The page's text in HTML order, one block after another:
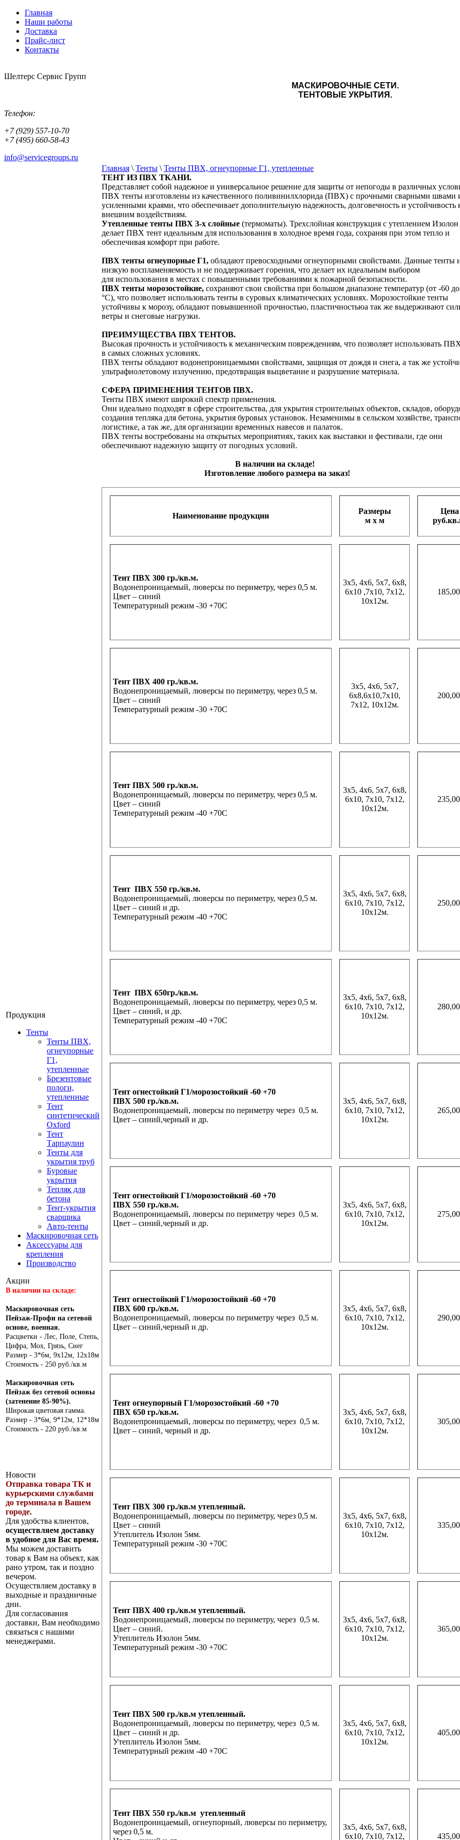
Главная
Наши работы
Доставка
Прайс-лист
Контакты
Шелтерс Сервис Групп
МАСКИРОВОЧНЫЕ СЕТИ.
ТЕНТОВЫЕ УКРЫТИЯ.
Телефон:
+7 (929) 557-10-70
+7 (495) 660-58-43
info@servicegroups.ru
Продукция
Тенты
Тенты ПВХ,
огнеупорные
Г1,
утепленные
Брезентовые
пологи,
утепленные
Тент
синтетический
Oxford
Тент
Тарпаулин
Тенты для
укрытия труб
Буровые
укрытия
Тепляк для
бетона
Тент-укрытия
сварщика
Авто-тенты
Маскировочная сеть
Аксессуары для
крепления
Производство
Акции
В наличии на складе:
Маскировочная сеть
Пейзаж-Профи на сетевой
основе, военная.
Расцветки - Лес, Поле, Степь,
Цифра, Мох, Грязь, Снег
Размер - 3*6м, 9х12м, 12х18м
Стоимость - 250 руб./кв.м
Маскировочная сеть
Пейзаж без сетевой основы
(затенение 85-90%).
Широкая цветовая гамма.
Размер - 3*6м, 9*12м, 12*18м
Стоимость - 220 руб./кв.м
Новости
Отправка товара ТК и
курьерскими службами
до терминала в Вашем
городе.
Для удобства клиентов,
осуществляем доставку
в удобное для Вас время.
Мы можем доставить
товар к Вам на объект, как
рано утром, так и поздно
вечером.
Осуществляем доставку в
выходные и праздничные
дни.
Для согласования
доставки, Вам необходимо
связаться с нашими
менеджерами.
Главная \ Тенты \ Тенты ПВХ, огнеупорные Г1, утепленные
ТЕНТ ИЗ ПВХ ТКАНИ.
Представляет собой надежное и универсальное решение для защиты от непогоды в различных
ПВХ тенты изготовлены из качественного поливинилхлорида (ПВХ) с прочными сварными швами
усиленными краями, что обеспечивает дополнительную надежность, долговечность и устойчивость
внешним воздействиям.
Утепленные тенты ПВХ 3-х слойные (термоматы). Трехслойная конструкция с утеплением
делает ПВХ тент идеальным для использования в холодное время года, сохраняя при этом тепло и
обеспечивая комфорт при работе.
ПВХ тенты огнеупорные Г1, обладают превосходными огнеупорными свойствами. Данные тенты
низкую воспламеняемость и не поддерживает горения, что делает их идеальным выбором
для использования в местах с повышенными требованиями к пожарной безопасности.
ПВХ тенты морозостойкие, сохраняют свои свойства при большом диапазоне температур (от -60
°С), что позволяет использовать тенты в суровых климатических условиях. Морозостойкие тенты
устойчивы к морозу, обладают повывшенной прочностью, пластичностьюа так же выдерживают
ветры и снеговые нагрузки.
ПРЕИМУЩЕСТВА ПВХ ТЕНТОВ.
Высокая прочность и устойчивость к механическим повреждениям, что позволяет использовать
в самых сложных условиях.
ПВХ тенты обладают водонепроницаемыми свойствами, защищая от дождя и снега, а так же
ультрафиолетовому излучению, предотвращая выцветание и разрушение материала.
СФЕРА ПРИМЕНЕНИЯ ТЕНТОВ ПВХ.
Тенты ПВХ имеют широкий спектр применения.
Они идеально подходят в сфере строительства, для укрытия строительных объектов, складов,
создания тепляка для бетона, укрытия буровых установок. Незаменимы в сельском хозяйстве,
логистике, а так же, для организации временных навесов и палаток.
ПВХ тенты востребованы на открытых мероприятиях, таких как выставки и фестивали, где они
обеспечивают надежную защиту от погодных условий.
В наличии на складе!
Изготовление любого размера на заказ!
Наименование продукции
Размеры
м х м
Цена
Тент ПВХ 300 гр./кв.м.
Водонепроницаемый, люверсы по периметру, через 0,5 м.
Цвет – синий
Температурный режим -30 +70С
3х5, 4х6, 5х7, 6х8,
6х10 ,7х10, 7х12,
10х12м.
185,00
Тент ПВХ 400 гр./кв.м.
Водонепроницаемый, люверсы по периметру, через 0,5 м.
Цвет – синий
Температурный режим -30 +70С
3х5, 4х6, 5х7,
6х8,6х10,7х10,
7х12, 10х12м.
200,00
Тент ПВХ 500 гр./кв.м.
Водонепроницаемый, люверсы по периметру, через 0,5 м.
Цвет – синий
Температурный режим -40 +70С
3х5, 4х6, 5х7, 6х8,
6х10, 7х10, 7х12,
10х12м.
235,00
Тент ПВХ 550 гр./кв.м.
Водонепроницаемый, люверсы по периметру, через 0,5 м.
Цвет – синий и др.
Температурный режим -40 +70С
3х5, 4х6, 5х7, 6х8,
6х10, 7х10, 7х12,
10х12м.
250,00
Тент ПВХ 650гр./кв.м.
Водонепроницаемый, люверсы по периметру, через 0,5 м.
Цвет – синий, и др.
Температурный режим -40 +70С
3х5, 4х6, 5х7, 6х8,
6х10, 7х10, 7х12,
10х12м.
280,00
Тент огнестойкий Г1/морозостойкий -60 +70
ПВХ 500 гр./кв.м.
Водонепроницаемый, люверсы по периметру через 0,5 м.
Цвет – синий,черный и др.
3х5, 4х6, 5х7, 6х8,
6х10, 7х10, 7х12,
10х12м.
265,00
Тент огнестойкий Г1/морозостойкий -60 +70
ПВХ 550 гр./кв.м.
Водонепроницаемый, люверсы по периметру через 0,5 м.
Цвет – синий,черный и др.
3х5, 4х6, 5х7, 6х8,
6х10, 7х10, 7х12,
10х12м.
275,00
Тент огнестойкий Г1/морозостойкий -60 +70
ПВХ 600 гр./кв.м.
Водонепроницаемый, люверсы по периметру через 0,5 м.
Цвет – синий,черный и др.
3х5, 4х6, 5х7, 6х8,
6х10, 7х10, 7х12,
10х12м.
290,00
Тент огнеупорный Г1/морозостойкий -60 +70
ПВХ 650 гр./кв.м.
Водонепроницаемый, люверсы по периметру, через 0,5 м.
Цвет – синий, черный и др.
3х5, 4х6, 5х7, 6х8,
6х10, 7х10, 7х12,
10х12м.
305,00
Тент ПВХ 300 гр./кв.м утепленный.
Водонепроницаемый, люверсы по периметру, через 0,5 м.
Цвет – синий
Утеплитель Изолон 5мм.
Температурный режим -30 +70С
3х5, 4х6, 5х7, 6х8,
6х10, 7х10, 7х12,
10х12м.
335,00
Тент ПВХ 400 гр./кв.м утепленный.
Водонепроницаемый, люверсы по периметру, через 0,5 м.
Цвет – синий.
Утеплитель Изолон 5мм.
Температурный режим -30 +70С
3х5, 4х6, 5х7, 6х8,
6х10, 7х10, 7х12,
10х12м.
365,00
Тент ПВХ 500 гр./кв.м утепленный.
Водонепроницаемый, люверсы по периметру, через 0,5 м.
Цвет – синий и др.
Утеплитель Изолон 5мм.
Температурный режим -40 +70С
3х5, 4х6, 5х7, 6х8,
6х10, 7х10, 7х12,
10х12м.
405,00
Тент ПВХ 550 гр./кв.м утепленный
Водонепроницаемый, огнеупорный, люверсы по периметру,
через 0,5 м.
3х5, 4х6, 5х7, 6х8,
6х10, 7х10, 7х12,
435,00